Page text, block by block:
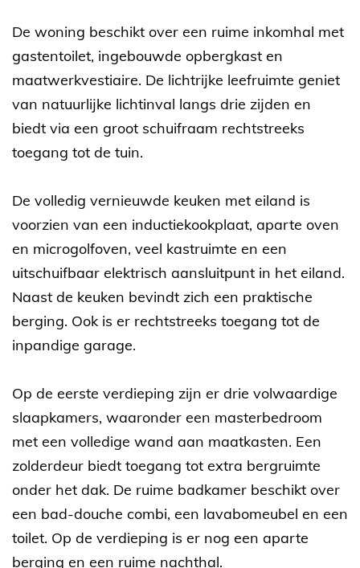
De woning beschikt over een ruime inkomhal met
gastentoilet, ingebouwde opbergkast en
maatwerkvestiaire. De lichtrijke leefruimte geniet
van natuurlijke lichtinval langs drie zijden en
biedt via een groot schuifraam rechtstreeks
toegang tot de tuin.
De volledig vernieuwde keuken met eiland is
voorzien van een inductiekookplaat, aparte oven
en microgolfoven, veel kastruimte en een
uitschuifbaar elektrisch aansluitpunt in het eiland.
Naast de keuken bevindt zich een praktische
berging. Ook is er rechtstreeks toegang tot de
inpandige garage.
Op de eerste verdieping zijn er drie volwaardige
slaapkamers, waaronder een masterbedroom
met een volledige wand aan maatkasten. Een
zolderdeur biedt toegang tot extra bergruimte
onder het dak. De ruime badkamer beschikt over
een bad-douche combi, een lavabomeubel en een
toilet. Op de verdieping is er nog een aparte
berging en een ruime nachthal.